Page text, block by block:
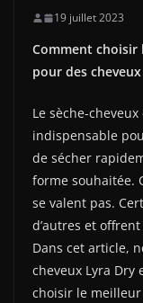
19 juillet 2023
Comment choisir
pour des
Le sèche-
indispensable
de sécher
forme souhaitée.
se valent pas.
d’autres et
Dans cet article,
cheveux Lyra Dry
choisir le